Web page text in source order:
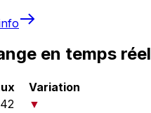
en temps réel
Variation
▼